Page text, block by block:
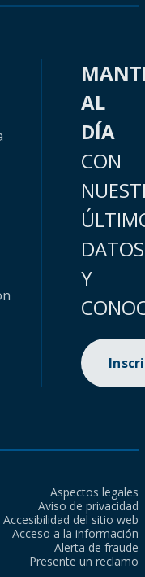
AL
DÍA
CON
DATOS
Y
Aspectos legales
Aviso de privacidad
Accesibilidad del sitio web
Acceso a la información
Alerta de fraude
Presente un reclamo